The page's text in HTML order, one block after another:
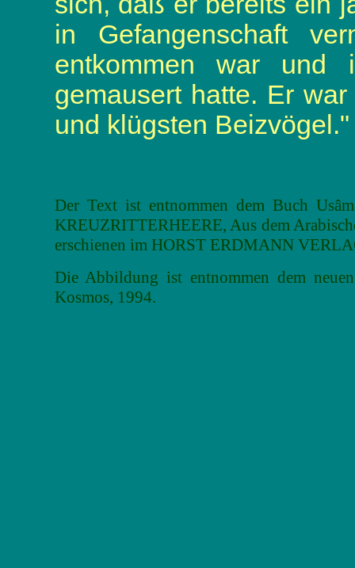
in Gefangenschaft
entkommen war und
gemausert hatte. Er
und klügsten Beizvögel."
Der Text ist entnommen dem Buch
KREUZRITTERHEERE, Aus dem
erschienen im HORST ERDMANN
Die Abbildung ist entnommen dem
Kosmos, 1994.